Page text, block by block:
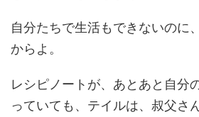
自分たちで生活もできないのに
からよ。
レシピノートが、あとあと自分
っていても、テイルは、叔父さ